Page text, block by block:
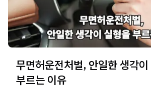
무면허운전처벌, 안일한 생각
부르는 이유